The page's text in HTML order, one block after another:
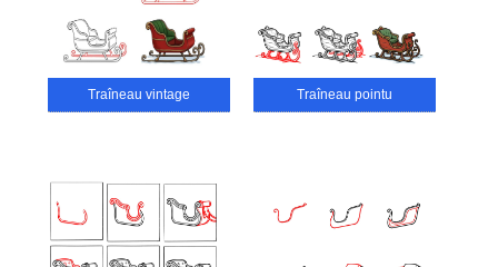
Traîneau vintage Traîneau pointu